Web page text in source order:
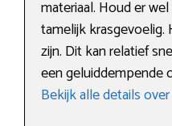
materiaal. Houd er
tamelijk
zijn. Dit kan relatief
een geluiddempende
Bekijk alle details